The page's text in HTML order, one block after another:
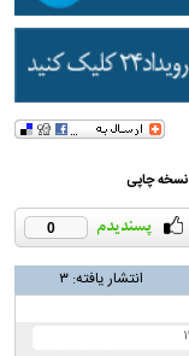
نسخه چاپی
0
انتشار یافته:۳